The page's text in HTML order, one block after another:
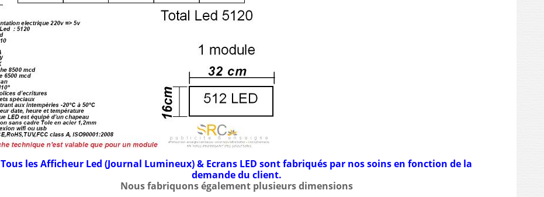
Tous les Afficheur Led (Journal Lumineux) & Ecrans LED sont fabriqués par nos soins en fonction de la
demande du client.
Nous fabriquons également plusieurs dimensions